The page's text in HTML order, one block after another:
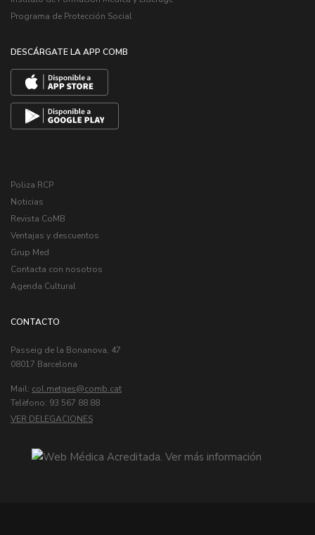
Programa de Protección Social
DESCÁRGATE LA APP COMB
Poliza RCP
Noticias
Revista CoMB
Ventajas y descuentos
Grup Med
Contacta con nosotros
Agenda Cultural
CONTACTO
Passeig de la Bonanova, 47
08017 Barcelona
Mail: col.metges
Telèfono: 93 567 88 88
VER DELEGACIONES